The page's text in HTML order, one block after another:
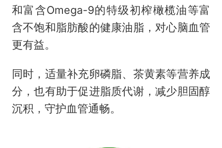
和富含Omega-9的特级初榨橄榄油等富
含不饱和脂肪酸的健康油脂，对心脑血管
更有益。
同时，适量补充卵磷脂、茶黄素等营养成
分，也有助于促进脂质代谢，减少胆固醇
沉积，守护血管通畅。